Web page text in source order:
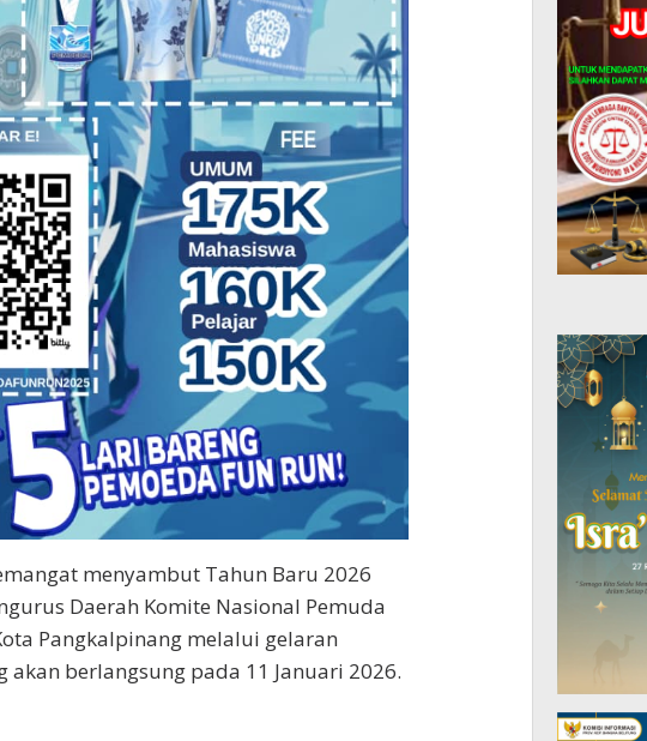
menyambut Tahun Baru 2026
Daerah Komite Nasional Pemuda
Pangkalpinang melalui gelaran
akan berlangsung pada 11 Januari 2026.